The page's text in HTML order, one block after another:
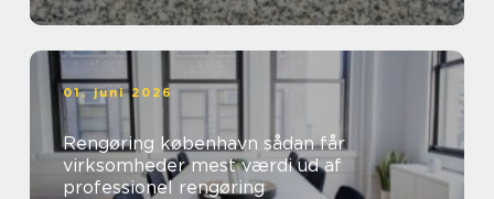
01. juni 2026
Rengøring københavn sådan får
virksomheder mest værdi ud af
professionel rengøring